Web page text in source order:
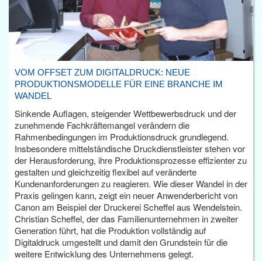
VOM OFFSET ZUM DIGITALDRUCK: NEUE
PRODUKTIONSMODELLE FÜR EINE BRANCHE IM
WANDEL
Sinkende Auflagen, steigender Wettbewerbsdruck und der
zunehmende Fachkräftemangel verändern die
Rahmenbedingungen im Produktionsdruck grundlegend.
Insbesondere mittelständische Druckdienstleister stehen vor
der Herausforderung, ihre Produktionsprozesse effizienter zu
gestalten und gleichzeitig flexibel auf veränderte
Kundenanforderungen zu reagieren. Wie dieser Wandel in der
Praxis gelingen kann, zeigt ein neuer Anwenderbericht von
Canon am Beispiel der Druckerei Scheffel aus Wendelstein.
Christian Scheffel, der das Familienunternehmen in zweiter
Generation führt, hat die Produktion vollständig auf
Digitaldruck umgestellt und damit den Grundstein für die
weitere Entwicklung des Unternehmens gelegt.